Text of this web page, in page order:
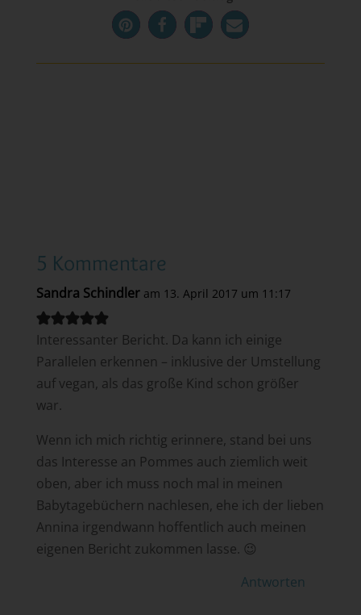
5 Kommentare
Sandra Schindler am 13. April 2017 um 11:17
Interessanter Bericht. Da kann ich einige
Parallelen erkennen – inklusive der Umstellung
auf vegan, als das große Kind schon größer
war.
Wenn ich mich richtig erinnere, stand bei uns
das Interesse an Pommes auch ziemlich weit
oben, aber ich muss noch mal in meinen
Babytagebüchern nachlesen, ehe ich der lieben
Annina irgendwann hoffentlich auch meinen
eigenen Bericht zukommen lasse. 😉
Antworten